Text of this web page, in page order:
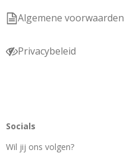
Algemene voorwaarden
Privacybeleid
Socials
Wil jij ons volgen?